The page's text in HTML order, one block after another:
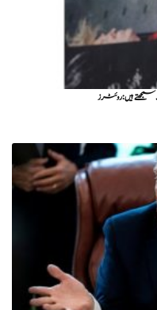
ہیں: روئٹرز